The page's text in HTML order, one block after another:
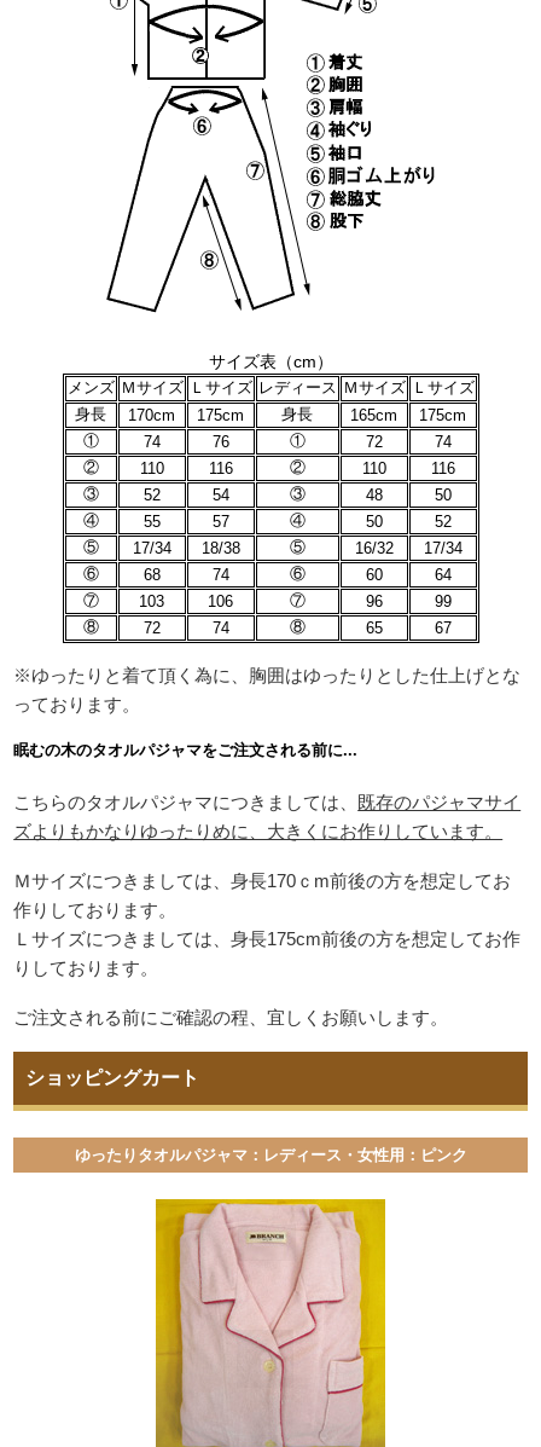
サイズ表（cm）
メンズ Ｍサイズ Ｌサイズ レディース Ｍサイズ Ｌサイズ
身長
170cm 175cm 身長 165cm
175cm
①
74 76 ① 72
74
②
110 116 ② 110
116
③
52 54 ③ 48
50
④
55 57 ④ 50
52
⑤
17/34 18/38 ⑤ 16/32
17/34
⑥
68 74 ⑥ 60
64
⑦
103 106 ⑦ 96
99
⑧
72 74 ⑧ 65 67
※ゆったりと着て頂く為に、胸囲はゆったりとした仕上げとな
っております。
眠むの木のタオルパジャマをご注文される前に...
こちらのタオルパジャマにつきましては、 既存のパジャマサイ
ズよりもかなりゆったりめに、大きくにお作りしています。
Ｍサイズにつきましては、身長170ｃm前後の方を想定してお
作りしております。
Ｌサイズにつきましては、身長175cm前後の方を想定してお作
りしております。
ご注文される前にご確認の程、宜しくお願いします。
ショッピングカート
ゆったりタオルパジャマ：レディース・女性用：ピンク